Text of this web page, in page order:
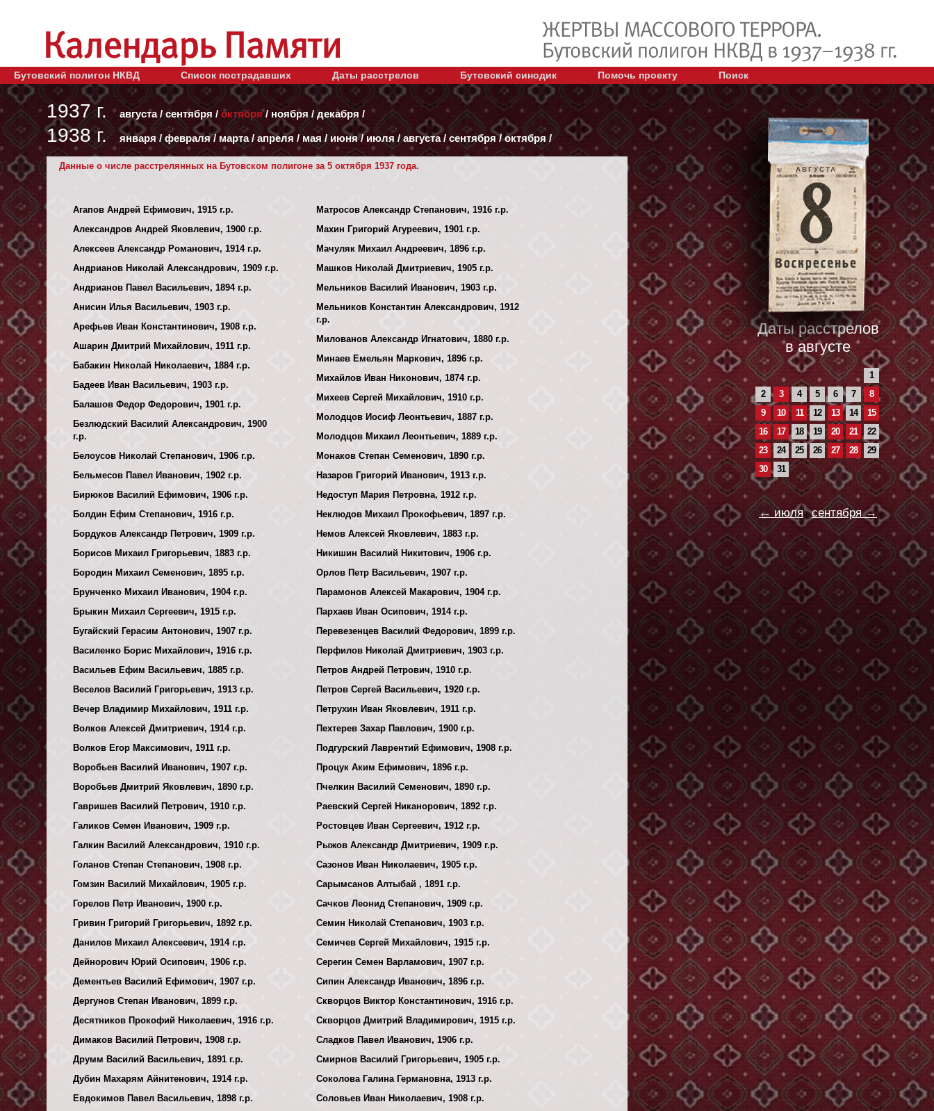
Бутовский полигон НКВД Список пострадавших Даты расстрелов Бутовский синодик Помочь проекту Поиск
1937 г. августа/сентября / октября/ ноября /декабря /
1938 г. января/февраля/ марта/апреля / мая /июня/июля /августа/ сентября/октября /
Данные о числе расстрелянных на Бутовском полигоне за 5 октября 1937 года.
Агапов Андрей Ефимович, 1915 г.р.
Александров Андрей Яковлевич, 1900 г.р.
Алексеев Александр Романович, 1914 г.р.
Андрианов Николай Александрович, 1909 г.р.
Андрианов Павел Васильевич, 1894 г.р.
Анисин Илья Васильевич, 1903 г.р.
Арефьев Иван Константинович, 1908 г.р.
Ашарин Дмитрий Михайлович, 1911 г.р.
Бабакин Николай Николаевич, 1884 г.р.
Бадеев Иван Васильевич, 1903 г.р.
Балашов Федор Федорович, 1901 г.р.
Безлюдский Василий Александрович, 1900
г.р.
Белоусов Николай Степанович, 1906 г.р.
Бельмесов Павел Иванович, 1902 г.р.
Бирюков Василий Ефимович, 1906 г.р.
Болдин Ефим Степанович, 1916 г.р.
Бордуков Александр Петрович, 1909 г.р.
Борисов Михаил Григорьевич, 1883 г.р.
Бородин Михаил Семенович, 1895 г.р.
Брунченко Михаил Иванович, 1904 г.р.
Брыкин Михаил Сергеевич, 1915 г.р.
Бугайский Герасим Антонович, 1907 г.р.
Василенко Борис Михайлович, 1916 г.р.
Васильев Ефим Васильевич, 1885 г.р.
Веселов Василий Григорьевич, 1913 г.р.
Вечер Владимир Михайлович, 1911 г.р.
Волков Алексей Дмитриевич, 1914 г.р.
Волков Егор Максимович, 1911 г.р.
Воробьев Василий Иванович, 1907 г.р.
Воробьев Дмитрий Яковлевич, 1890 г.р.
Гавришев Василий Петрович, 1910 г.р.
Галиков Семен Иванович, 1909 г.р.
Галкин Василий Александрович, 1910 г.р.
Голанов Степан Степанович, 1908 г.р.
Гомзин Василий Михайлович, 1905 г.р.
Горелов Петр Иванович, 1900 г.р.
Гривин Григорий Григорьевич, 1892 г.р.
Данилов Михаил Алексеевич, 1914 г.р.
Дейнорович Юрий Осипович, 1906 г.р.
Дементьев Василий Ефимович, 1907 г.р.
Дергунов Степан Иванович, 1899 г.р.
Десятников Прокофий Николаевич, 1916 г.р.
Димаков Василий Петрович, 1908 г.р.
Друмм Василий Васильевич, 1891 г.р.
Дубин Махарям Айнитенович, 1914 г.р.
Евдокимов Павел Васильевич, 1898 г.р.
Матросов Александр Степанович, 1916 г.р.
Махин Григорий Агуреевич, 1901 г.р.
Мачуляк Михаил Андреевич, 1896 г.р.
Машков Николай Дмитриевич, 1905 г.р.
Мельников Василий Иванович, 1903 г.р.
Мельников Константин Александрович, 1912
г.р.
Милованов Александр Игнатович, 1880 г.р.
Минаев Емельян Маркович, 1896 г.р.
Михайлов Иван Никонович, 1874 г.р.
Михеев Сергей Михайлович, 1910 г.р.
Молодцов Иосиф Леонтьевич, 1887 г.р.
Молодцов Михаил Леонтьевич, 1889 г.р.
Монаков Степан Семенович, 1890 г.р.
Назаров Григорий Иванович, 1913 г.р.
Недоступ Мария Петровна, 1912 г.р.
Неклюдов Михаил Прокофьевич, 1897 г.р.
Немов Алексей Яковлевич, 1883 г.р.
Никишин Василий Никитович, 1906 г.р.
Орлов Петр Васильевич, 1907 г.р.
Парамонов Алексей Макарович, 1904 г.р.
Пархаев Иван Осипович, 1914 г.р.
Перевезенцев Василий Федорович, 1899 г.р.
Перфилов Николай Дмитриевич, 1903 г.р.
Петров Андрей Петрович, 1910 г.р.
Петров Сергей Васильевич, 1920 г.р.
Петрухин Иван Яковлевич, 1911 г.р.
Пехтерев Захар Павлович, 1900 г.р.
Подгурский Лаврентий Ефимович, 1908 г.р.
Процук Аким Ефимович, 1896 г.р.
Пчелкин Василий Семенович, 1890 г.р.
Раевский Сергей Никанорович, 1892 г.р.
Ростовцев Иван Сергеевич, 1912 г.р.
Рыжов Александр Дмитриевич, 1909 г.р.
Сазонов Иван Николаевич, 1905 г.р.
Сарымсанов Алтыбай , 1891 г.р.
Сачков Леонид Степанович, 1909 г.р.
Семин Николай Степанович, 1903 г.р.
Семичев Сергей Михайлович, 1915 г.р.
Серегин Семен Варламович, 1907 г.р.
Сипин Александр Иванович, 1896 г.р.
Скворцов Виктор Константинович, 1916 г.р.
Скворцов Дмитрий Владимирович, 1915 г.р.
Сладков Павел Иванович, 1906 г.р.
Смирнов Василий Григорьевич, 1905 г.р.
Соколова Галина Германовна, 1913 г.р.
Соловьев Иван Николаевич, 1908 г.р.
АВГУСТА
Даты расстрелов
в августе
1
2
3 4 5 6 7
8
9
10 11 12 13 14
15
16
17 18 19 20 21
22
23
24 25 26 27 28
29
30
31
← июля сентября →